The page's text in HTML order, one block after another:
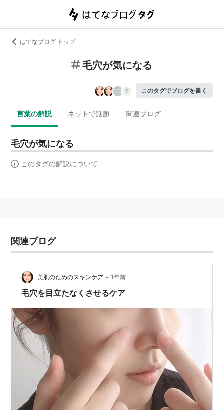
はてなブログ トップ
毛穴が気になる
このタグでブログを書く
言葉の解説 ネットで話題 関連ブログ
毛穴が気になる
このタグの解説について
関連ブログ
美肌のためのスキンケア • 1年前
毛穴を目立たなくさせるケア